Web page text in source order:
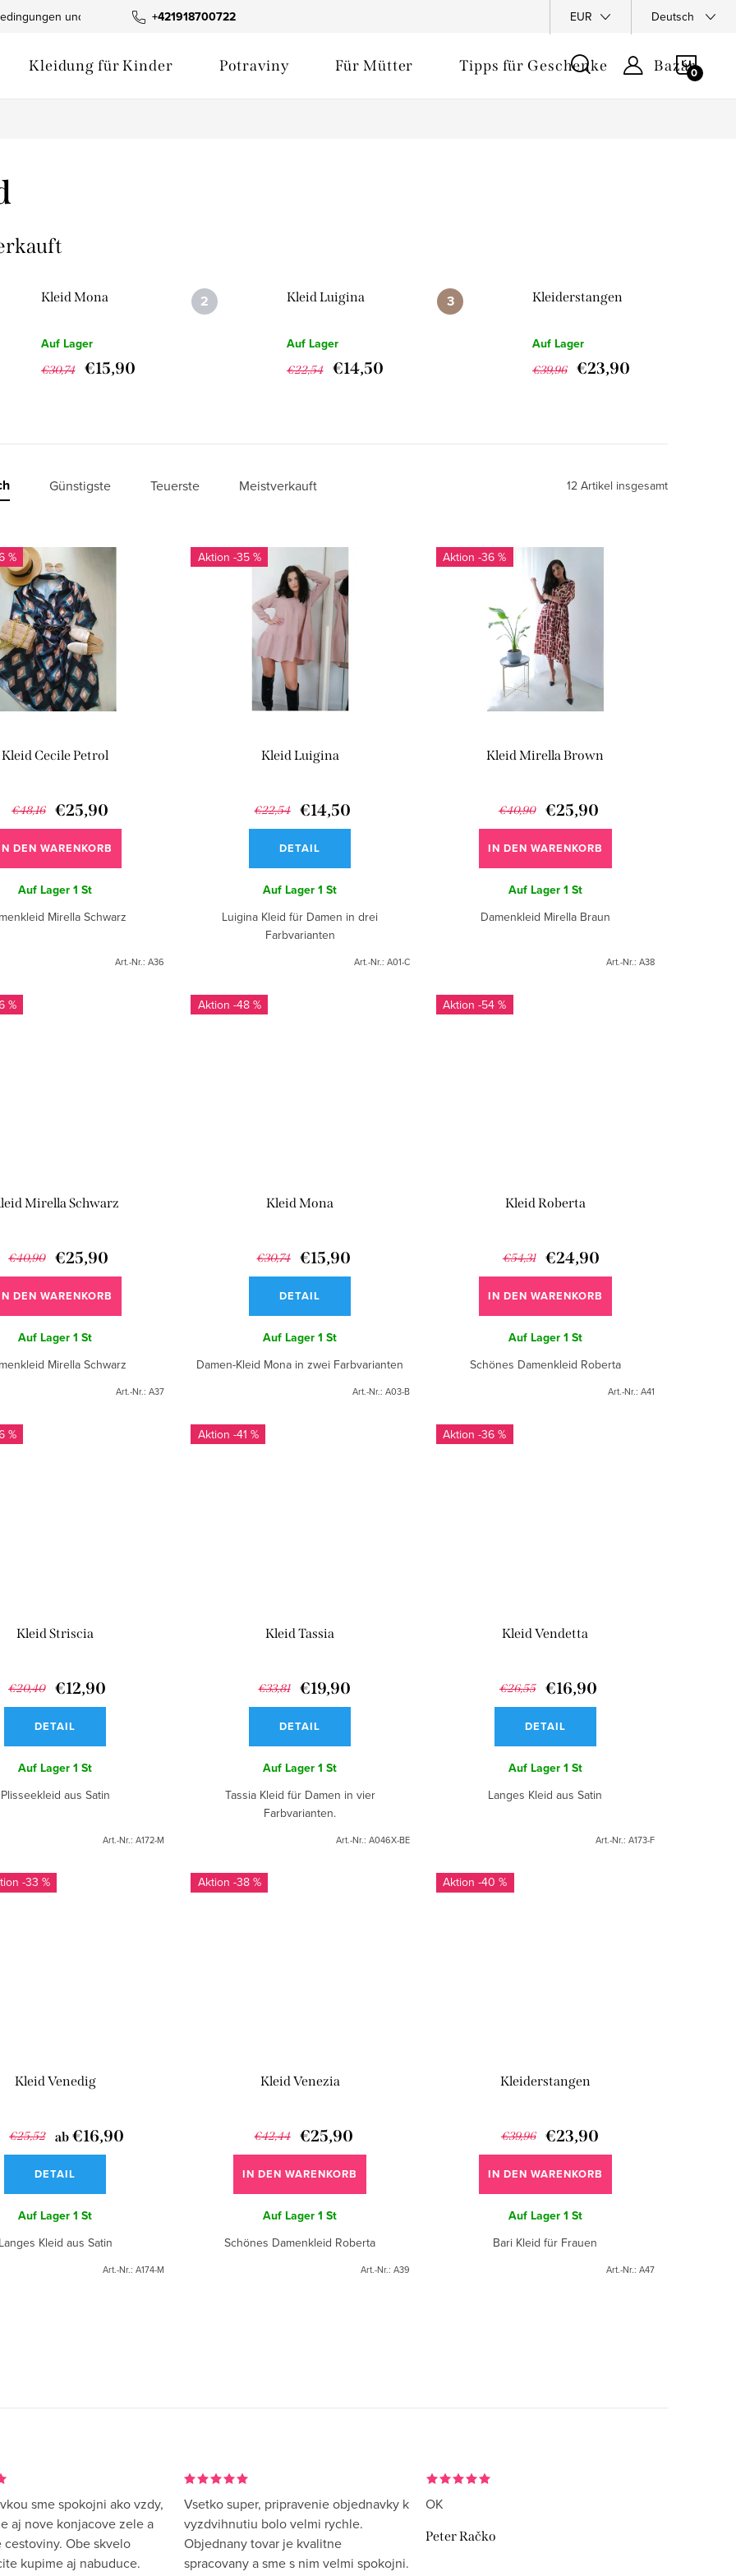
+421918700722
und Konditionen Produktfotogalerie EUR Deutsch
Kleidung für Kinder Potraviny Für Mütter Tipps für Geschenke Bazár
Kleid Mona
Auf Lager
€30,74 €15,90
Kleid Luigina
Auf Lager
€22,54 €14,50
Kleiderstangen
Auf Lager
€39,96 €23,90
Günstigste Teuerste Meistverkauft 12 Artikel insgesamt
%
Kleid Cecile Petrol
€48,16 €25,90
DEN WARENKORB
Auf Lager1 St
Mirella Schwarz
Art.-Nr.:A36
-35 %
Kleid Luigina
€22,54 €14,50
DETAIL
Auf Lager1 St
Luigina Kleid für Damen in drei
Farbvarianten
Art.-Nr.: A01-C
-36 %
Kleid Mirella Brown
€40,90 €25,90
IN DEN WARENKORB
Auf Lager1 St
Damenkleid Mirella Braun
Art.-Nr.: A38
%
Mirella Schwarz
€40,90 €25,90
DEN WARENKORB
Auf Lager1 St
Mirella Schwarz
Art.-Nr.:A37
-48 %
Kleid Mona
€30,74 €15,90
DETAIL
Auf Lager1 St
Damen-Kleid Mona in zwei Farbvarianten
Art.-Nr.: A03-B
-54 %
Kleid Roberta
€54,31 €24,90
IN DEN WARENKORB
Auf Lager1 St
Schönes Damenkleid Roberta
Art.-Nr.: A41
%
Kleid Striscia
€20,40 €12,90
DETAIL
Auf Lager1 St
Plisseekleid aus Satin
Art.-Nr.:A172-M
-41 %
Kleid Tassia
€33,81 €19,90
DETAIL
Auf Lager1 St
Tassia Kleid für Damen in vier
Farbvarianten.
Art.-Nr.: A046X-BE
-36 %
Kleid Vendetta
€26,55 €16,90
DETAIL
Auf Lager1 St
Langes Kleid aus Satin
Art.-Nr.: A173-F
-33 %
Kleid Venedig
€25,52 ab €16,90
DETAIL
Auf Lager1 St
Langes Kleid aus Satin
Art.-Nr.:A174-M
-38 %
Kleid Venezia
€42,44 €25,90
IN DEN WARENKORB
Auf Lager1 St
Schönes Damenkleid Roberta
Art.-Nr.: A39
-40 %
Kleiderstangen
€39,96 €23,90
IN DEN WARENKORB
Auf Lager1 St
Bari Kleid für Frauen
Art.-Nr.: A47
sme spokojni ako vzdy,
aj nove konjacove zele a
cestoviny. Obe skvelo
kupime aj nabuduce.
Vsetko super, pripravenie objednavky k
vyzdvihnutiu bolo velmi rychle.
Objednany tovar je kvalitne
spracovany a sme s nim velmi spokojni.
OK
Peter Račko